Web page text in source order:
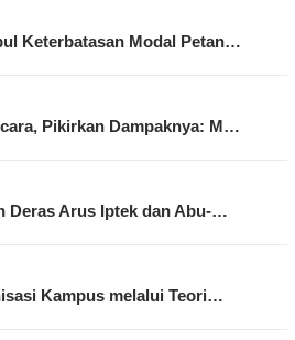
Keterbatasan Modal Petan…
Pikirkan Dampaknya: M…
Deras Arus Iptek dan Abu-…
Kampus melalui Teori…